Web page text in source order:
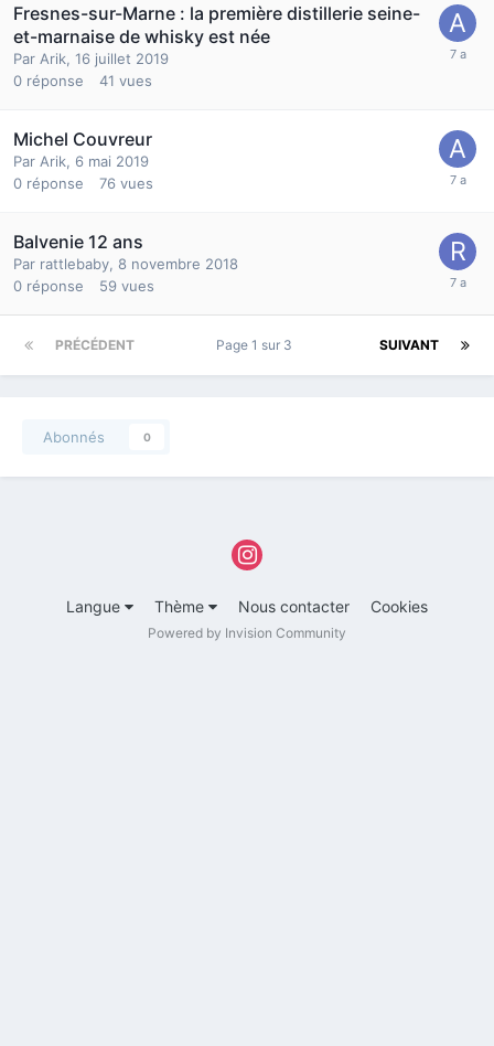
Fresnes-sur-Marne : la première distillerie seine-
et-marnaise de whisky est née
Par Arik 16 juillet 2019
0 réponse 41 vues
Michel Couvreur
Par Arik, 6 mai 2019
0 réponse 76 vues
Balvenie 12 ans
Par rattlebaby 8 novembre 2018
0 réponse 59 vues
PRÉCÉDENT SUIVANT
Page 1 sur 3
Abonnés 0
Langue Thème Nous contacter Cookies
Powered by Invision Community